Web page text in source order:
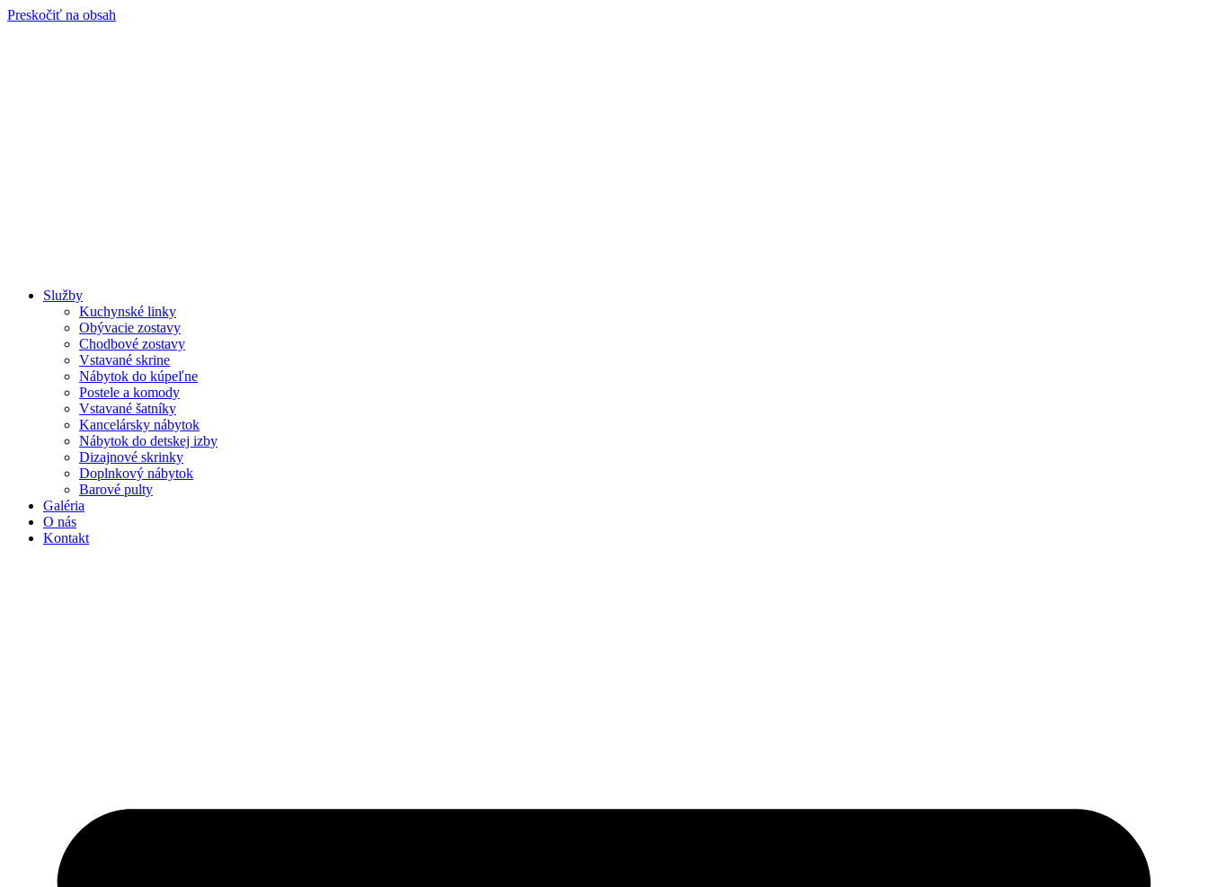
Preskočiť na obsah
Služby
Kuchynské linky
Obývacie zostavy
Chodbové zostavy
Vstavané skrine
Nábytok do kúpeľne
Postele a komody
Vstavané šatníky
Kancelársky nábytok
Nábytok do detskej izby
Dizajnové skrinky
Doplnkový nábytok
Barové pulty
Galéria
O nás
Kontakt